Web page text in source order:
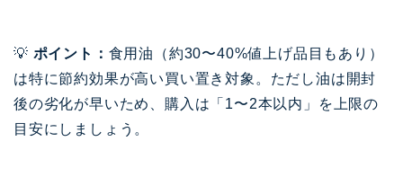
💡 ポイント： 食用油（約30〜40%値上げ品目もあり）
は特に節約効果が高い買い置き対象。ただし油は開封
後の劣化が早いため、購入は「1〜2本以内」を上限の
目安にしましょう。